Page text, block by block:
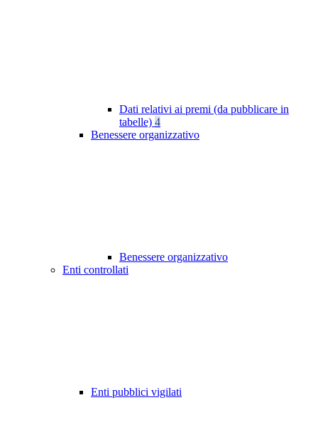
Dati relativi ai premi (da pubblicare in
tabelle) 4
Benessere organizzativo
Benessere organizzativo
Enti controllati
Enti pubblici vigilati